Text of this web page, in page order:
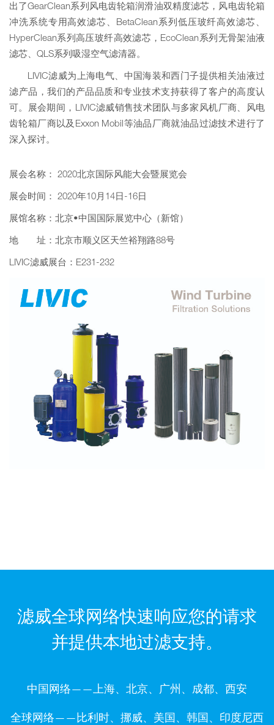
出了GearClean系列风电齿轮箱润滑油双精度滤芯，风电齿轮箱
冲洗系统专用高效滤芯、BetaClean系列低压玻纤高效滤芯、
HyperClean系列高压玻纤高效滤芯，EcoClean系列无骨架油液
滤芯、QLS系列吸湿空气滤清器。
LIVIC滤威为上海电气、中国海装和西门子提供相关油液过
滤产品，我们的产品品质和专业技术支持获得了客户的高度认
可。展会期间，LIVIC滤威销售技术团队与多家风机厂商、风电
齿轮箱厂商以及Exxon Mobil等油品厂商就油品过滤技术进行了
深入探讨。
展会名称： 2020北京国际风能大会暨展览会
展会时间： 2020年10月14日-16日
展馆名称：北京•中国国际展览中心（新馆）
地 址：北京市顺义区天竺裕翔路88号
LIVIC滤威展台：E231-232
滤威全球网络快速响应您的请求
并提供本地过滤支持。
中国网络——上海、北京、广州、成都、西安
全球网络——比利时、挪威、美国、韩国、印度尼西